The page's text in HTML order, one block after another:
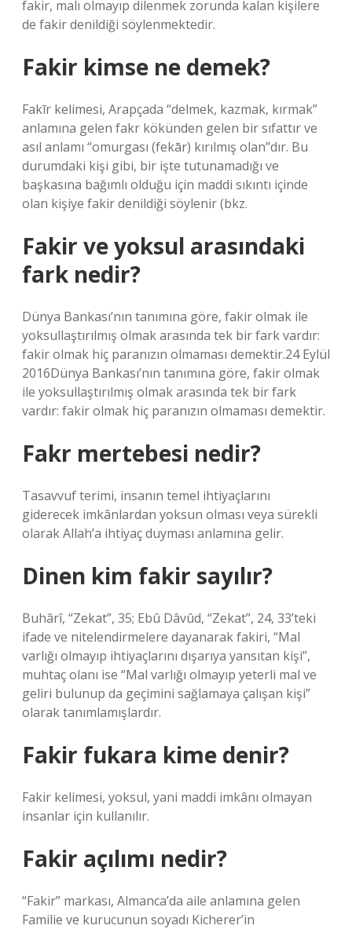
fakir, malı olmayıp dilenmek zorunda kalan kişilere
de fakir denildiği söylenmektedir.
Fakir kimse ne demek?
Fakīr kelimesi, Arapçada “delmek, kazmak, kırmak”
anlamına gelen fakr kökünden gelen bir sıfattır ve
asıl anlamı “omurgası (fekār) kırılmış olan”dır. Bu
durumdaki kişi gibi, bir işte tutunamadığı ve
başkasına bağımlı olduğu için maddi sıkıntı içinde
olan kişiye fakir denildiği söylenir (bkz.
Fakir ve yoksul arasındaki
fark nedir?
Dünya Bankası’nın tanımına göre, fakir olmak ile
yoksullaştırılmış olmak arasında tek bir fark vardır:
fakir olmak hiç paranızın olmaması demektir.24 Eylül
2016Dünya Bankası’nın tanımına göre, fakir olmak
ile yoksullaştırılmış olmak arasında tek bir fark
vardır: fakir olmak hiç paranızın olmaması demektir.
Fakr mertebesi nedir?
Tasavvuf terimi, insanın temel ihtiyaçlarını
giderecek imkânlardan yoksun olması veya sürekli
olarak Allah’a ihtiyaç duyması anlamına gelir.
Dinen kim fakir sayılır?
Buhârî, “Zekat”, 35; Ebû Dâvûd, “Zekat”, 24, 33’teki
ifade ve nitelendirmelere dayanarak fakiri, “Mal
varlığı olmayıp ihtiyaçlarını dışarıya yansıtan kişi”,
muhtaç olanı ise “Mal varlığı olmayıp yeterli mal ve
geliri bulunup da geçimini sağlamaya çalışan kişi”
olarak tanımlamışlardır.
Fakir fukara kime denir?
Fakir kelimesi, yoksul, yani maddi imkânı olmayan
insanlar için kullanılır.
Fakir açılımı nedir?
“Fakir” markası, Almanca’da aile anlamına gelen
Familie ve kurucunun soyadı Kicherer’in